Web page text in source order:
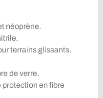
néoprène.
terrains glissants.
de verre.
en fibre